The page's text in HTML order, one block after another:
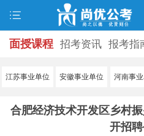
面授课程 招考资讯 报考指
口 打准考证 成绩查询 面试
学员风采
江苏事业单位 安徽事业单位 河南事
合肥经济技术开发区乡村
开招